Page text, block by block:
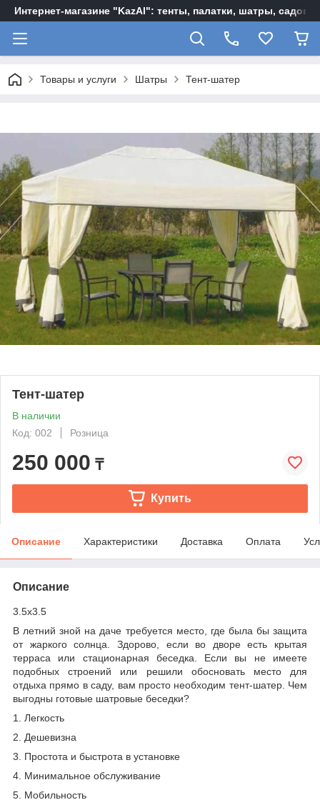
Интернет-магазине "KazAl": тенты, палатки, шатры,
Товары и услуги Шатры Тент-шатер
Тент-шатер
В наличии
Код: 002
Розница
250 000 ₸
Купить
Описание Характеристики Доставка Оплата
Описание
3.5x3.5
В летний зной на даче требуется место, где была бы защита
от жаркого солнца. Здорово, если во дворе есть крытая
терраса или стационарная беседка. Если вы не имеете
подобных строений или решили обосновать место для
отдыха прямо в саду, вам просто необходим тент-шатер. Чем
выгодны готовые шатровые беседки?
1. Легкость
2. Дешевизна
3. Простота и быстрота в установке
4. Минимальное обслуживание
5. Мобильность